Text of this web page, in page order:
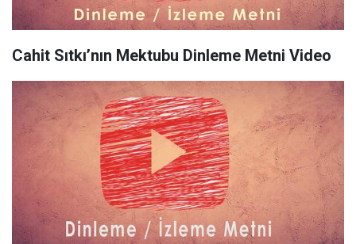
Cahit Sıtkı’nın Mektubu Dinleme Metni Video